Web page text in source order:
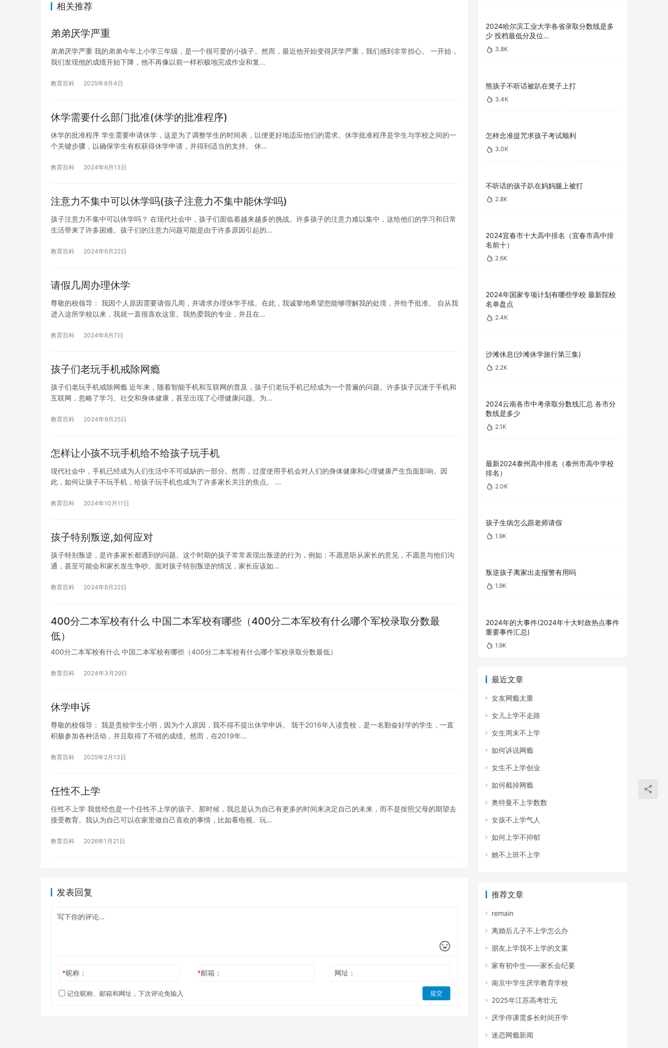
相关推荐
弟弟厌学严重
弟弟厌学严重 我的弟弟今年上小学三年级，是一个很可爱的小孩子。然而，最近他开始变得厌学严重，我们感到非常担心。 一开始，
我们发现他的成绩开始下降，他不再像以前一样积极地完成作业和复…
教育百科 2025年9月4日
休学需要什么部门批准(休学的批准程序)
休学的批准程序 学生需要申请休学，这是为了调整学生的时间表，以便更好地适应他们的需求。休学批准程序是学生与学校之间的一
个关键步骤，以确保学生有权获得休学申请，并得到适当的支持。 休…
教育百科 2024年6月13日
注意力不集中可以休学吗(孩子注意力不集中能休学吗)
孩子注意力不集中可以休学吗？ 在现代社会中，孩子们面临着越来越多的挑战。许多孩子的注意力难以集中，这给他们的学习和日常
生活带来了许多困难。孩子们的注意力问题可能是由于许多原因引起的…
教育百科 2024年6月22日
请假几周办理休学
尊敬的校领导： 我因个人原因需要请假几周，并请求办理休学手续。在此，我诚挚地希望您能够理解我的处境，并给予批准。 自从我
进入这所学校以来，我就一直很喜欢这里。我热爱我的专业，并且在…
教育百科 2024年8月7日
孩子们老玩手机戒除网瘾
孩子们老玩手机戒除网瘾 近年来，随着智能手机和互联网的普及，孩子们老玩手机已经成为一个普遍的问题。许多孩子沉迷于手机和
互联网，忽略了学习、社交和身体健康，甚至出现了心理健康问题。为…
教育百科 2024年9月25日
怎样让小孩不玩手机给不给孩子玩手机
现代社会中，手机已经成为人们生活中不可或缺的一部分。然而，过度使用手机会对人们的身体健康和心理健康产生负面影响。因
此，如何让孩子不玩手机，给孩子玩手机也成为了许多家长关注的焦点。 …
教育百科 2024年10月11日
孩子特别叛逆,如何应对
孩子特别叛逆，是许多家长都遇到的问题。这个时期的孩子常常表现出叛逆的行为，例如：不愿意听从家长的意见，不愿意与他们沟
通，甚至可能会和家长发生争吵。面对孩子特别叛逆的情况，家长应该如…
教育百科 2024年8月22日
400分二本军校有什么 中国二本军校有哪些（400分二本军校有什么哪个军校录取分数最
低）
400分二本军校有什么 中国二本军校有哪些（400分二本军校有什么哪个军校录取分数最低）
教育百科 2024年3月29日
休学申诉
尊敬的校领导： 我是贵校学生小明，因为个人原因，我不得不提出休学申诉。 我于2016年入读贵校，是一名勤奋好学的学生，一直
积极参加各种活动，并且取得了不错的成绩。然而，在2019年…
教育百科 2025年2月13日
任性不上学
任性不上学 我曾经也是一个任性不上学的孩子。那时候，我总是认为自己有更多的时间来决定自己的未来，而不是按照父母的期望去
接受教育。我认为自己可以在家里做自己喜欢的事情，比如看电视、玩…
教育百科 2026年1月21日
发表回复
*昵称： *邮箱： 网址：
记住昵称、邮箱和网址，下次评论免输入 提交
2024哈尔滨工业大学各省录取分数线是多
少 投档最低分及位…
3.8K
熊孩子不听话被趴在凳子上打
3.4K
怎样念准提咒求孩子考试顺利
3.0K
不听话的孩子趴在妈妈腿上被打
2.8K
2024宜春市十大高中排名（宜春市高中排
名前十）
2.6K
2024年国家专项计划有哪些学校 最新院校
名单盘点
2.4K
沙滩休息(沙滩休学旅行第三集)
2.2K
2024云南各市中考录取分数线汇总 各市分
数线是多少
2.1K
最新2024泰州高中排名（泰州市高中学校
排名）
2.0K
孩子生病怎么跟老师请假
1.9K
叛逆孩子离家出走报警有用吗
1.9K
2024年的大事件(2024年十大时政热点事件
重要事件汇总)
1.9K
最近文章
女友网瘾太重
女儿上学不走路
女生周末不上学
如何诉说网瘾
女生不上学创业
如何截掉网瘾
奥特曼不上学数数
女孩不上学气人
如何上学不抑郁
她不上班不上学
推荐文章
remain
离婚后儿子不上学怎么办
朋友上学我不上学的文案
家有初中生——家长会纪要
南京中学生厌学教育学校
2025年江苏高考壮元
厌学停课需多长时间开学
迷恋网瘾新闻